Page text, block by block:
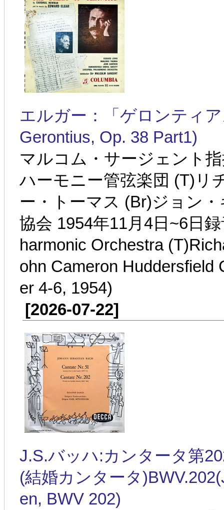
エルガー：「ゲロンティ
Gerontius, Op. 38 Part1)
マルコム・サージェント
ハーモニー管弦楽団 (T)リ
ー・トーマス (Br)ジョン
協会 1954年11月4日~6日
harmonic Orchestra
ohn Cameron Huddersfield
er 4-6, 1954)
[2026-07-22]
J.S.バッハ:カンタータ第
(結婚カンタータ
en, BWV 202)